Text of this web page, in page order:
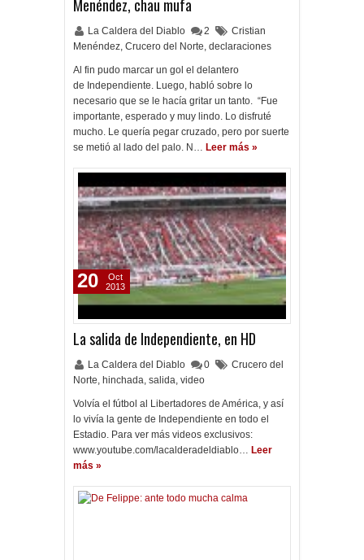
Menéndez, chau mufa
La Caldera del Diablo 2
Cristian
Menéndez, Crucero del Norte, declaraciones
Al fin pudo marcar un gol el delantero
de Independiente. Luego, habló sobre lo
necesario que se le hacía gritar un tanto. “Fue
importante, esperado y muy lindo. Lo disfruté
mucho. Le quería pegar cruzado, pero por suerte
se metió al lado del palo. N… Leer más »
La salida de Independiente, en HD
La Caldera del Diablo 0
Crucero del
Norte, hinchada, salida, video
Volvía el fútbol al Libertadores de América, y así
lo vivía la gente de Independiente en todo el
Estadio. Para ver más videos exclusivos:
www.youtube.com/lacalderadeldiablo… Leer
más »
20
Oct
2013